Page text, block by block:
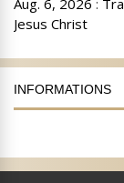
INFORMATIONS